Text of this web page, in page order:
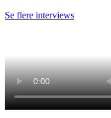
Se flere interviews